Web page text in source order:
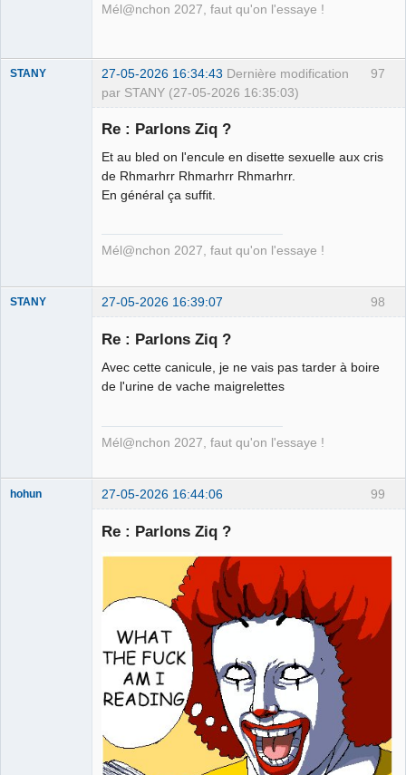
Mél@nchon 2027, faut qu'on l'essaye !
97
STANY 27-05-2026 16:34:43 Dernière modification
par STANY (27-05-2026 16:35:03)
Re : Parlons Ziq ?
Et au bled on l'encule en disette sexuelle aux cris
de Rhmarhrr Rhmarhrr Rhmarhrr.
En général ça suffit.
Mél@nchon 2027, faut qu'on l'essaye !
98
STANY 27-05-2026 16:39:07
Re : Parlons Ziq ?
Avec cette canicule, je ne vais pas tarder à boire
de l'urine de vache maigrelettes
Mél@nchon 2027, faut qu'on l'essaye !
99
hohun 27-05-2026 16:44:06
Re : Parlons Ziq ?